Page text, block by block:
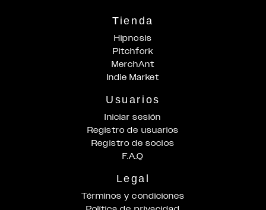
Tienda
Hipnosis
Pitchfork
MerchAnt
Indie Market
Usuarios
Iniciar sesión
Registro de usuarios
Registro de socios
F.A.Q
Legal
Términos y condiciones